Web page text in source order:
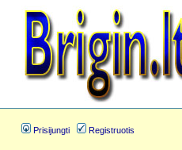
Prisijungti Registruotis